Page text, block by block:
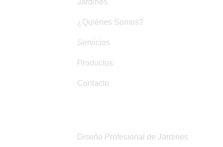
Jardines
¿Quiénes Somos?
Servicios
Productos
Contacto
Diseño Profesional de Jardines